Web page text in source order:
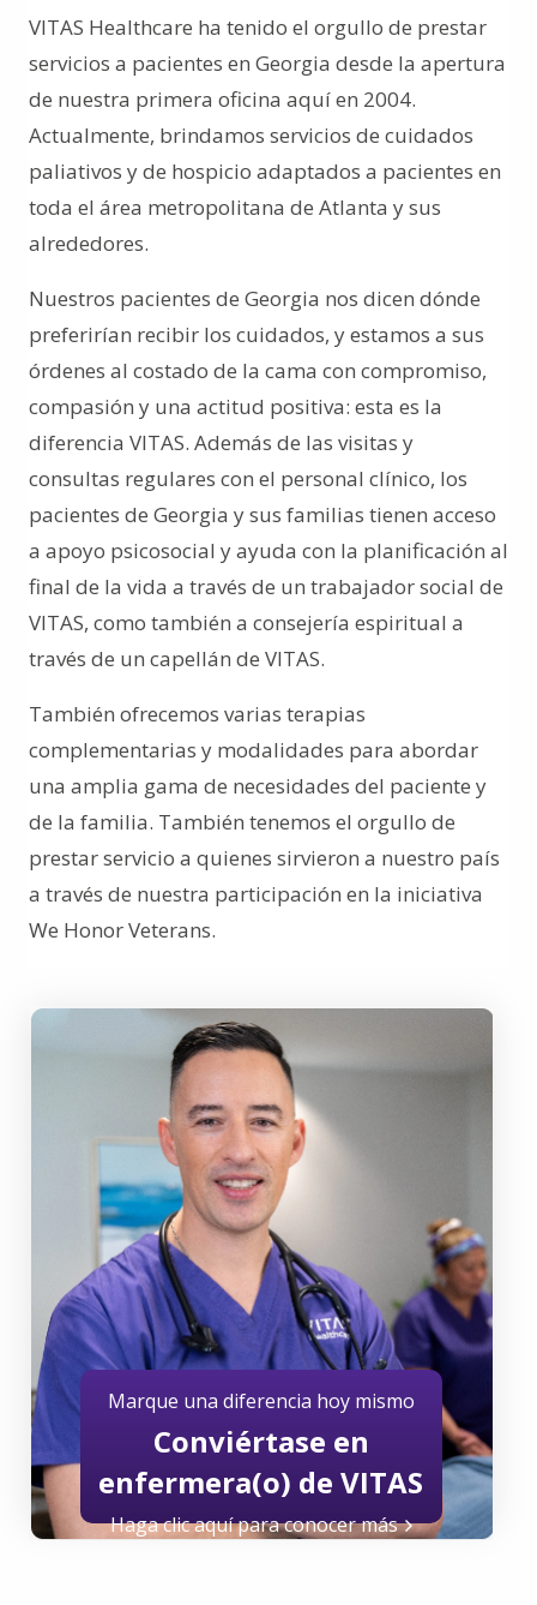
VITAS Healthcare ha tenido el orgullo de prestar
servicios a pacientes en Georgia desde la apertura
de nuestra primera oficina aquí en 2004.
Actualmente, brindamos servicios de cuidados
paliativos y de hospicio adaptados a pacientes en
toda el área metropolitana de Atlanta y sus
alrededores.
Nuestros pacientes de Georgia nos dicen dónde
preferirían recibir los cuidados, y estamos a sus
órdenes al costado de la cama con compromiso,
compasión y una actitud positiva: esta es la
diferencia VITAS. Además de las visitas y
consultas regulares con el personal clínico, los
pacientes de Georgia y sus familias tienen acceso
a apoyo psicosocial y ayuda con la planificación al
final de la vida a través de un trabajador social de
VITAS, como también a consejería espiritual a
través de un capellán de VITAS.
También ofrecemos varias terapias
complementarias y modalidades para abordar
una amplia gama de necesidades del paciente y
de la familia. También tenemos el orgullo de
prestar servicio a quienes sirvieron a nuestro país
a través de nuestra participación en la iniciativa
We Honor Veterans.
Marque una diferencia hoy mismo
Conviértase en
enfermera(o) de VITAS
Haga clic aquí para conocer más